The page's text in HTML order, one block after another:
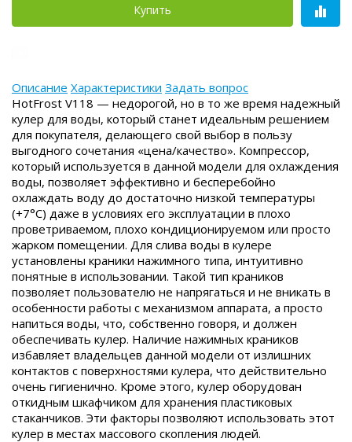
Купить
Описание Характеристики Задать вопрос
HotFrost V118 — недорогой, но в то же время надежный
кулер для воды, который станет идеальным решением
для покупателя, делающего свой выбор в пользу
выгодного сочетания «цена/качество». Компрессор,
который используется в данной модели для охлаждения
воды, позволяет эффективно и бесперебойно
охлаждать воду до достаточно низкой температуры
(+7°С) даже в условиях его эксплуатации в плохо
проветриваемом, плохо кондиционируемом или просто
жарком помещении. Для слива воды в кулере
установлены краники нажимного типа, интуитивно
понятные в использовании. Такой тип краников
позволяет пользователю не напрягаться и не вникать в
особенности работы с механизмом аппарата, а просто
напиться воды, что, собственно говоря, и должен
обеспечивать кулер. Наличие нажимных краников
избавляет владельцев данной модели от излишних
контактов с поверхностями кулера, что действительно
очень гигиенично. Кроме этого, кулер оборудован
откидным шкафчиком для хранения пластиковых
стаканчиков. Эти факторы позволяют использовать этот
кулер в местах массового скопления людей.